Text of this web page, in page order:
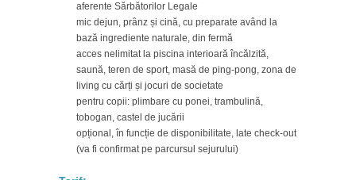
aferente Sărbătorilor Legale
mic dejun, prânz și cină, cu preparate având la
bază ingrediente naturale, din fermă
acces nelimitat la piscina interioară încălzită,
saună, teren de sport, masă de ping-pong, zona de
living cu cărți și jocuri de societate
pentru copii: plimbare cu ponei, trambulină,
tobogan, castel de jucării
opțional, în funcție de disponibilitate, late check-out
(va fi confirmat pe parcursul sejurului)